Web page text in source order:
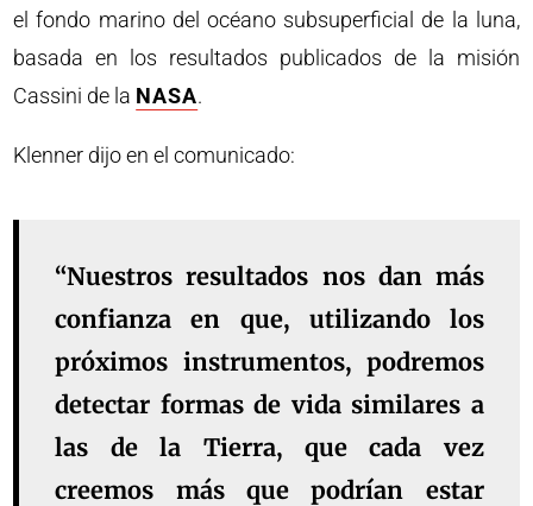
el fondo marino del océano subsuperficial de la luna,
basada en los resultados publicados de la misión
Cassini de la NASA.
Klenner dijo en el comunicado:
“Nuestros resultados nos dan más
confianza en que, utilizando los
próximos instrumentos, podremos
detectar formas de vida similares a
las de la Tierra, que cada vez
creemos más que podrían estar